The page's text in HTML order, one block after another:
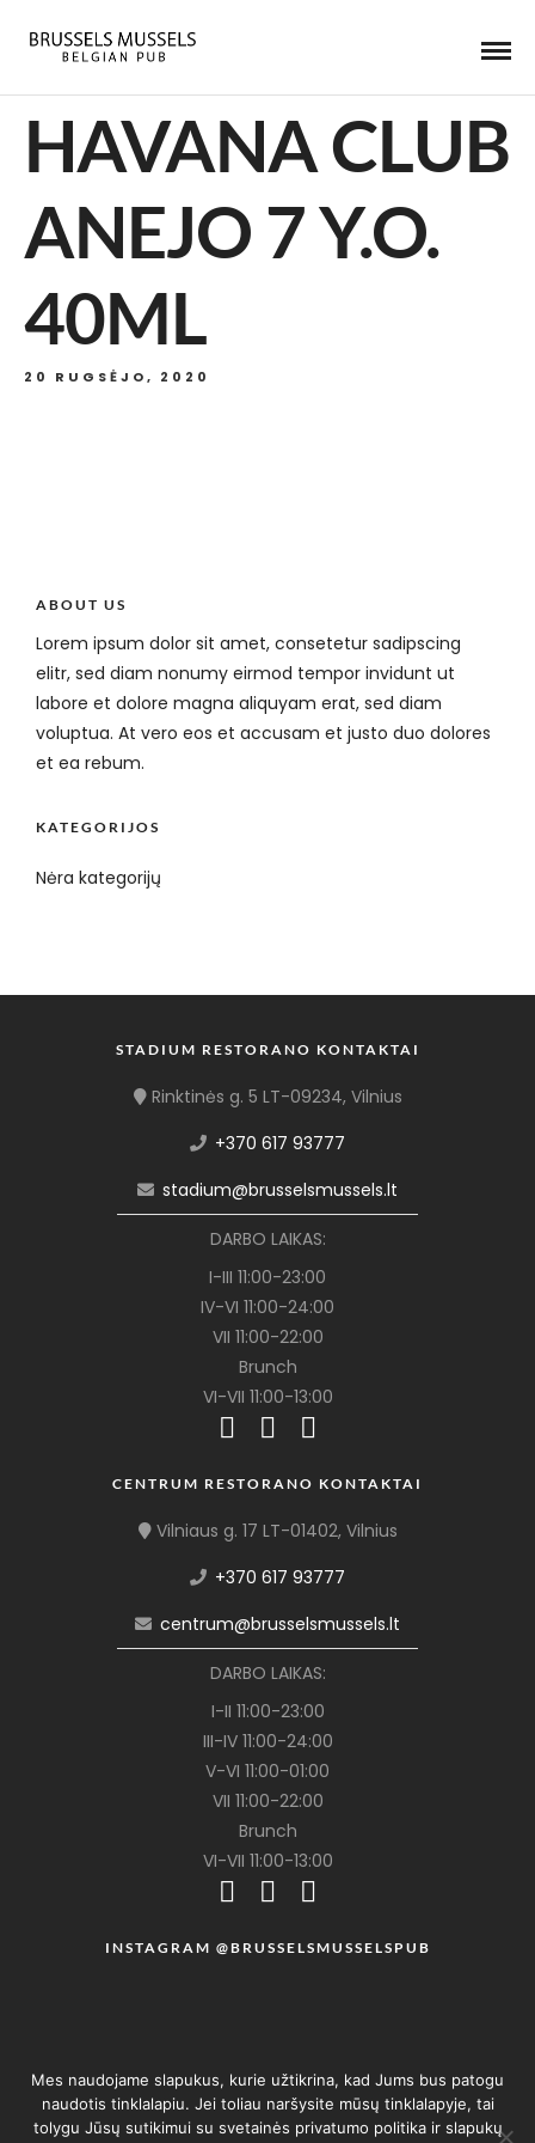
HAVANA CLUB
ANEJO 7 Y.O.
40ML
20 RUGSĖJO, 2020
ABOUT US
Lorem ipsum dolor sit amet, consetetur sadipscing
elitr, sed diam nonumy eirmod tempor invidunt ut
labore et dolore magna aliquyam erat, sed diam
voluptua. At vero eos et accusam et justo duo dolores
et ea rebum.
KATEGORIJOS
Nėra kategorijų
STADIUM RESTORANO KONTAKTAI
Rinktinės g. 5 LT-09234, Vilnius
+370 617 93777
stadium@brusselsmussels.lt
DARBO LAIKAS:
I-III 11:00-23:00
IV-VI 11:00-24:00
VII 11:00-22:00
Brunch
VI-VII 11:00-13:00
CENTRUM RESTORANO KONTAKTAI
Vilniaus g. 17 LT-01402, Vilnius
+370 617 93777
centrum@brusselsmussels.lt
DARBO LAIKAS:
I-II 11:00-23:00
III-IV 11:00-24:00
V-VI 11:00-01:00
VII 11:00-22:00
Brunch
VI-VII 11:00-13:00
INSTAGRAM @BRUSSELSMUSSELSPUB
Mes naudojame slapukus, kurie užtikrina, kad Jums bus patogu
naudotis tinklalapiu. Jei toliau naršysite mūsų tinklalapyje, tai
tolygu Jūsų sutikimui su svetainės privatumo politika ir slapukų